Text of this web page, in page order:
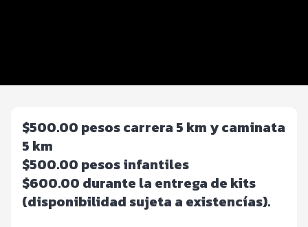
$500.00 pesos carrera 5 km y caminata
5 km
$500.00 pesos infantiles
$600.00 durante la entrega de kits
(disponibilidad sujeta a existencías).